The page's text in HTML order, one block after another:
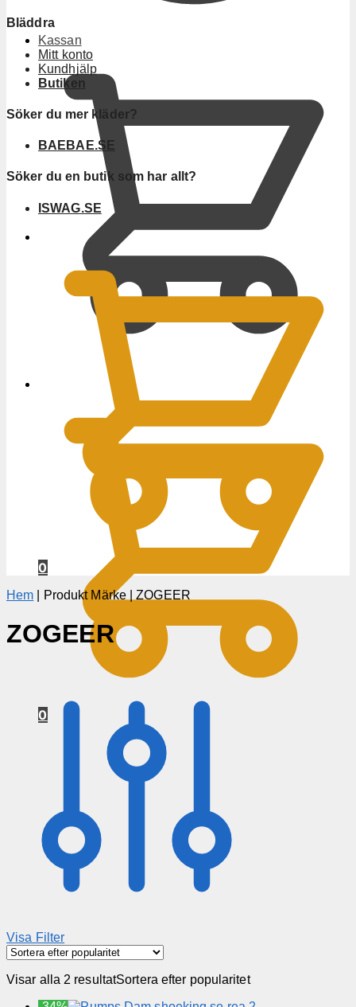
Kassan
0
Bläddra
Mitt konto
Kundhjälp
Butiken
Söker du mer kläder?
BAEBAE.SE
Söker du en butik som har allt?
ISWAG.SE
0
Hem Produkt Märke|ZOGEER
ZOGEER
Visa Filter
Visar alla 2 resultatSortera efter popularitet